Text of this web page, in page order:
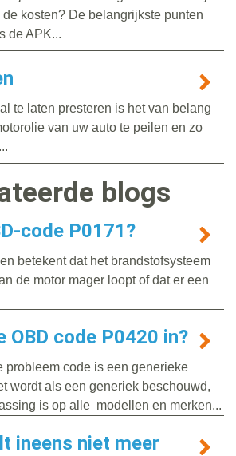
kosten? De belangrijkste punten
de APK...
te laten presteren is het van belang
van uw auto te peilen en zo
blogs
code P0171?
betekent dat het brandstofsysteem
de motor mager loopt of dat er een
OBD code P0420 in?
probleem code is een generieke
wordt als een generiek beschouwd,
is op alle modellen en merken...
ineens niet meer